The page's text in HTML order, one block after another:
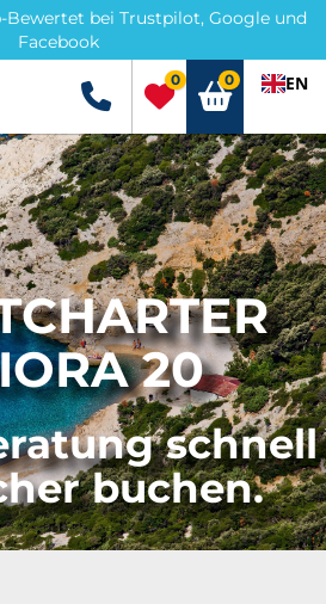
Bewertet bei Trustpilot, Google und
Facebook
+49 5741 3222690
0 0 EN
20
schnell
buchen.